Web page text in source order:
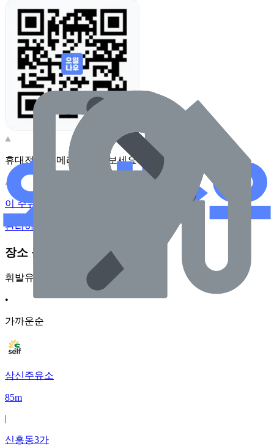
휴대전화 카메라로 찍어보세요
이 주유소의 사장님이신가요?
관리하기
장소 근처 주유소
휘발유
•
가까운순
삼신주유소
85m
|
신흥동3가